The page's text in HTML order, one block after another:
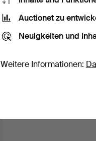
Sie können auch
Auctionet zu
Neuigkeiten und
Weitere Informationen: